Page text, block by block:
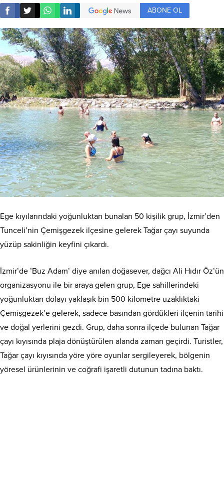
ABONE OL
Ege kıyılarındaki yoğunluktan bunalan 50 kişilik grup, İzmir’den
Tunceli’nin Çemişgezek ilçesine gelerek Tağar çayı suyunda
yüzüp sakinliğin keyfini çıkardı.
İzmir’de ’Buz Adam’ diye anılan doğasever, dağcı Ali Hıdır Öz’ün
organizasyonu ile bir araya gelen grup, Ege sahillerindeki
yoğunluktan dolayı yaklaşık bin 500 kilometre uzaklıktaki
Çemişgezek’e gelerek, sadece basından gördükleri ilçenin tarihi
ve doğal yerlerini gezdi. Grup, daha sonra ilçede bulunan Tağar
çayı kıyısında plaja dönüştürülen alanda zaman geçirdi. Turistler,
Tağar çayı kıyısında yöre yöre oyunlar sergileyerek, bölgenin
yöresel ürünlerinin ve coğrafi işaretli dutunun tadına baktı.